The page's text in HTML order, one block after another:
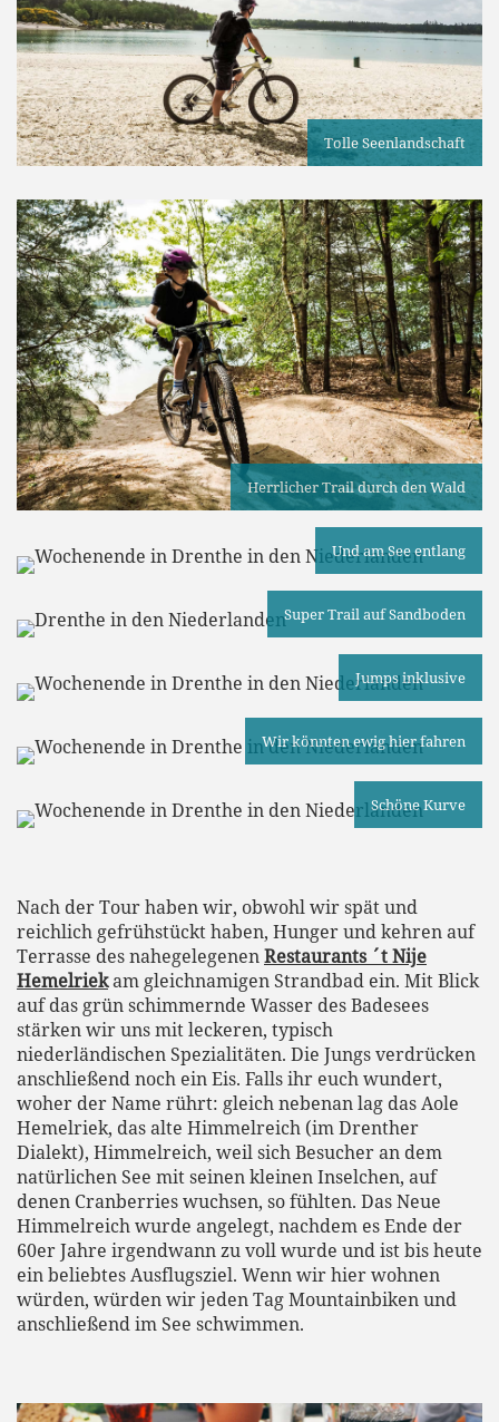
Tolle Seenlandschaft
Herrlicher Trail durch den Wald
Und am See entlang
Super Trail auf Sandboden
Jumps inklusive
Wir könnten ewig hier fahren
Schöne Kurve
Nach der Tour haben wir, obwohl wir spät und
reichlich gefrühstückt haben, Hunger und kehren auf
Terrasse des nahegelegenenRestaurants ´t Nije
Hemelriekam gleichnamigen Strandbad ein. Mit Blick
auf das grün schimmernde Wasser des Badesees
stärken wir uns mit leckeren, typisch
niederländischen Spezialitäten. Die Jungs verdrücken
anschließend noch ein Eis. Falls ihr euch wundert,
woher der Name rührt: gleich nebenan lag das Aole
Hemelriek, das alte Himmelreich (im Drenther
Dialekt), Himmelreich, weil sich Besucher an dem
natürlichen See mit seinen kleinen Inselchen, auf
denen Cranberries wuchsen, so fühlten. Das Neue
Himmelreich wurde angelegt, nachdem es Ende der
60er Jahre irgendwann zu voll wurde und ist bis heute
ein beliebtes Ausflugsziel. Wenn wir hier wohnen
würden, würden wir jeden Tag Mountainbiken und
anschließend im See schwimmen.